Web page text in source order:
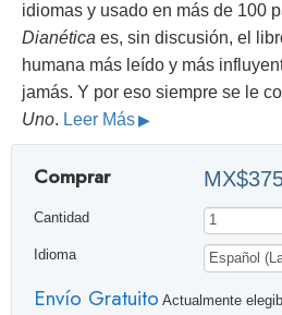
idiomas y usado en más de 100
Dianética es, sin discusión, el
humana más leído y más
jamás. Y por eso siempre se le
Uno. Leer Más
Comprar
Cantidad
Idioma
Envío Gratuito Actualmente